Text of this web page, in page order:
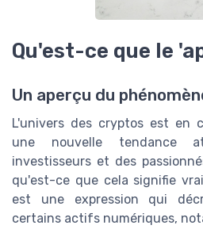
Qu'est-ce que le
Un aperçu du
L'univers des cryptos est en
une nouvelle tendance
investisseurs et des
qu'est-ce que cela signifie
est une expression qui
certains actifs numériques,